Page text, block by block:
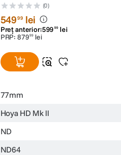
(0)
54999 lei
Preț anterior:599 99 lei
PRP: 87999 lei
77mm
Hoya HD Mk II
ND
ND64